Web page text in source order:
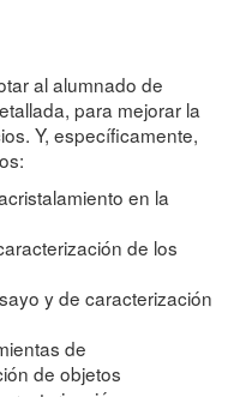
al alumnado de
para mejorar la
Y, específicamente,
:
en la
de los
y de caracterización
de
de objetos